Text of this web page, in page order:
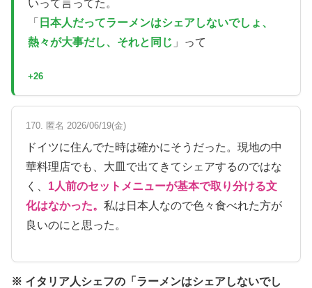
いって言ってた。
「 日本人だってラーメンはシェアしないでしょ、
熱々が大事だし、それと同じ 」って
+26
170. 匿名 2026/06/19(金)
ドイツに住んでた時は確かにそうだった。現地の中
華料理店でも、大皿で出てきてシェアするのではな
く、 1人前のセットメニューが基本で取り分ける文
化はなかった。 私は日本人なので色々食べれた方が
良いのにと思った。
※ イタリア人シェフの「ラーメンはシェアしないでし